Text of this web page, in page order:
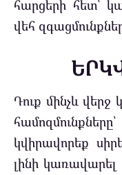
հարցերի հետ՝
վեհ
Դուք մինչև
կվիրավորեք
լինի